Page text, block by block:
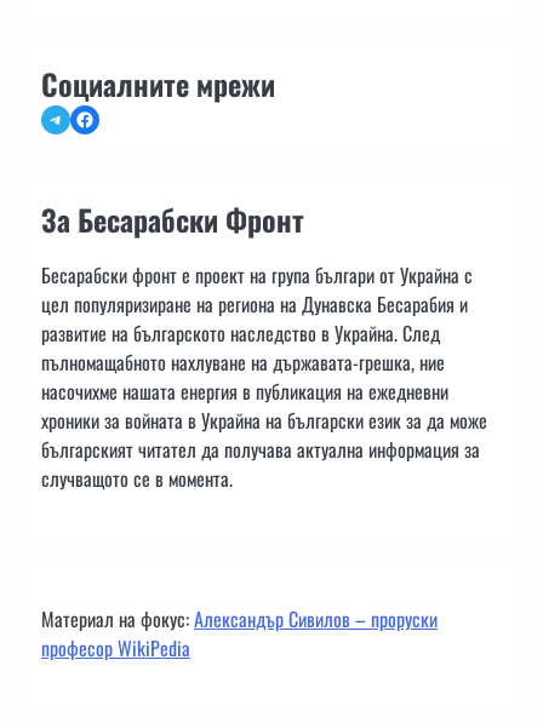
Социалните мрежи
TelegramFacebook
За Бесарабски Фронт
Бесарабски фронт е проект на група българи от Украйна с
цел популяризиране на региона на Дунавска Бесарабия и
развитие на българското наследство в Украйна. След
пълномащабното нахлуване на държавата-грешка, ние
насочихме нашата енергия в публикация на ежедневни
хроники за войната в Украйна на български език за да може
българският читател да получава актуална информация за
случващото се в момента.
Материал на фокус:Александър Сивилов – проруски
професор WikiPedia